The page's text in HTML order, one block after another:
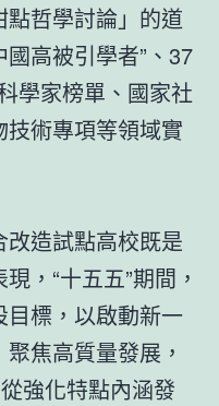
哲學討論」的道
高被引學者”、37
學家榜單、國家社
術專項等領域實
造試點高校既是
，“十五五”期間，
標，以啟動新一
焦高質量發展，
強化特點內涵發